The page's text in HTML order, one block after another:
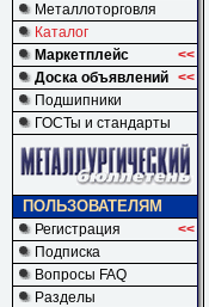
Металлоторговля
Каталог
Маркетплейс
<<
Доска объявлений <<
Подшипники
ГОСТы и стандарты
ПОЛЬЗОВАТЕЛЯМ
Регистрация
<<
Подписка
Вопросы FAQ
Разделы